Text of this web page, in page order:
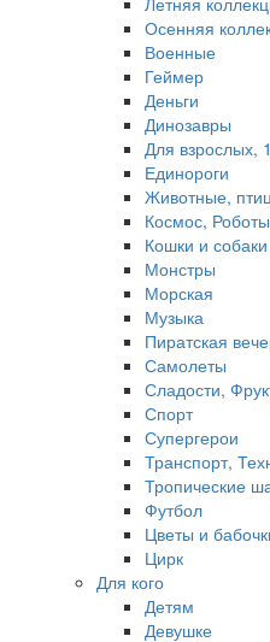
Осенняя
Военные
Геймер
Деньги
Динозавры
Для взрослых,
Единороги
Животные,
Космос, Роботы
Кошки и собаки
Монстры
Морская
Музыка
Пиратская
Самолеты
Сладости,
Спорт
Супергерои
Транспорт,
Тропические
Футбол
Цветы и
Цирк
Для кого
Детям
Девушке